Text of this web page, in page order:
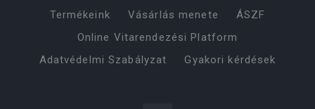
Termékeink Vásárlás menete
ÁSZF
Online Vitarendezési Platform
Adatvédelmi Szabályzat
Gyakori kérdések